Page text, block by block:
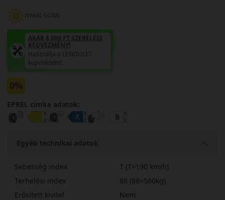
NYÁRI GUMI
AKÁR 8.000 FT SZERELÉSI
KEDVEZMÉNY!
Használja a LENDÜLET
kuponkódot!
0%
EPREL cimke adatok:
Egyéb technikai adatok
Sebesség index
T (T=190 km/h)
Terhelési index
88 (88=560kg)
Erősített kivitel
Nem